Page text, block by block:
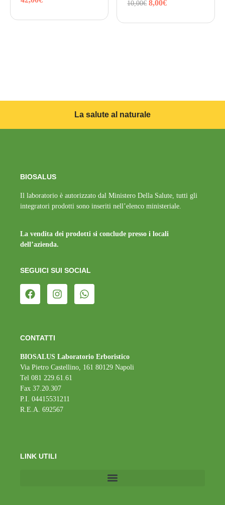
10,00€ 8,00€
La salute al naturale
BIOSALUS
Il laboratorio è autorizzato dal Ministero Della Salute, tutti gli
integratori prodotti sono inseriti nell’elenco ministeriale.
La vendita dei prodotti si conclude presso i locali
dell’azienda.
SEGUICI SUI SOCIAL
CONTATTI
BIOSALUS Laboratorio Erboristico
Via Pietro Castellino, 161 80129 Napoli
Tel 081 229.61.61
Fax 37.20.307
P.I. 04415531211
R.E.A. 692567
LINK UTILI